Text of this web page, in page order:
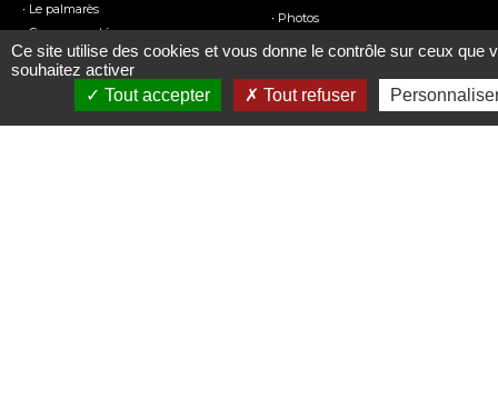
Le palmarès
Communauté
Photos
USSM TV
Ce site utilise des cookies et vous donne le contrôle sur ceux que
souhaitez activer
Tout accepter
Tout refuser